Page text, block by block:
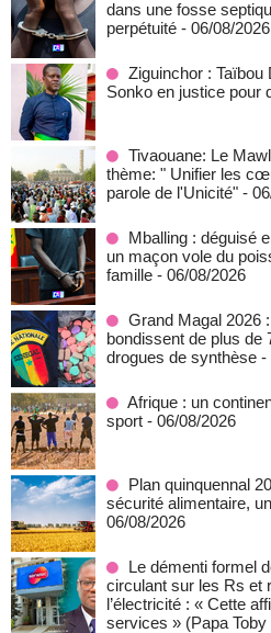
dans une fosse
perpétuité - 06/08/2026
Ziguinchor : Taïbou
Sonko en justice pour
Tivaouane: Le
thème: " Unifier les
parole de l'Unicité" -
Mballing : déguisé
un maçon vole du
famille - 06/08/2026
Grand Magal 2026
bondissent de plus de
drogues de synthèse -
Afrique : un
sport - 06/08/2026
Plan quinquennal
sécurité alimentaire,
06/08/2026
Le démenti formel
circulant sur les Rs et
l’électricité : « Cette
services » (Papa